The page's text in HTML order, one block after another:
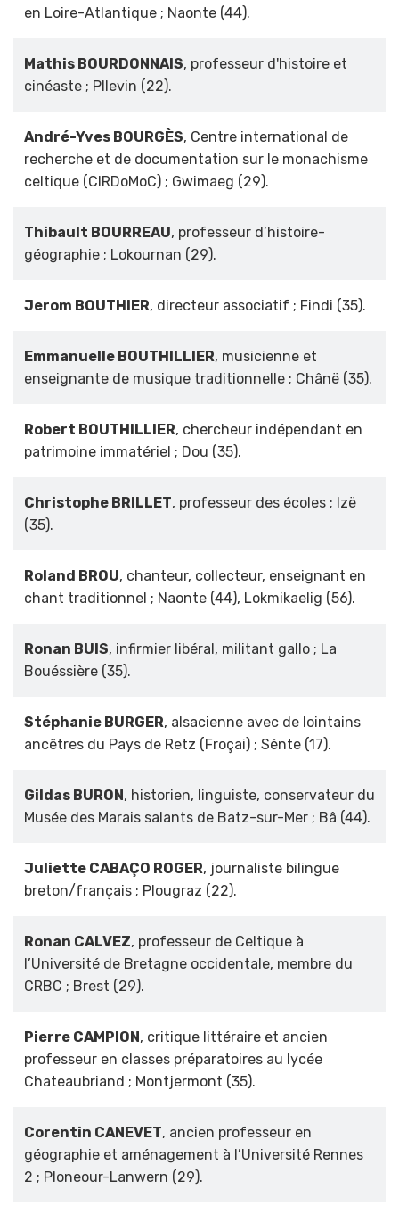
en Loire-Atlantique ; Naonte (44).
Mathis BOURDONNAIS, professeur d'histoire et
cinéaste ; Pllevin (22).
André-Yves BOURGÈS, Centre international de
recherche et de documentation sur le monachisme
celtique (CIRDoMoC) ; Gwimaeg (29).
Thibault BOURREAU, professeur d’histoire-
géographie ; Lokournan (29).
Jerom BOUTHIER, directeur associatif ; Findi (35).
Emmanuelle BOUTHILLIER, musicienne et
enseignante de musique traditionnelle ; Chânë (35).
Robert BOUTHILLIER, chercheur indépendant en
patrimoine immatériel ; Dou (35).
Christophe BRILLET, professeur des écoles ; Izë
(35).
Roland BROU, chanteur, collecteur, enseignant en
chant traditionnel ; Naonte (44), Lokmikaelig (56).
Ronan BUIS, infirmier libéral, militant gallo ; La
Bouéssière (35).
Stéphanie BURGER, alsacienne avec de lointains
ancêtres du Pays de Retz (Froçai) ; Sénte (17).
Gildas BURON, historien, linguiste, conservateur du
Musée des Marais salants de Batz-sur-Mer ; Bâ (44).
Juliette CABAÇO ROGER, journaliste bilingue
breton/français ; Plougraz (22).
Ronan CALVEZ, professeur de Celtique à
l’Université de Bretagne occidentale, membre du
CRBC ; Brest (29).
Pierre CAMPION, critique littéraire et ancien
professeur en classes préparatoires au lycée
Chateaubriand ; Montjermont (35).
Corentin CANEVET, ancien professeur en
géographie et aménagement à l’Université Rennes
2 ; Ploneour-Lanwern (29).